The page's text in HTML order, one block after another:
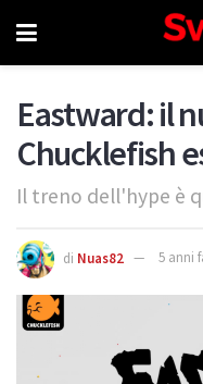
Eastward: il
Chucklefish
Il treno dell'hype è
di Nuas82 5 anni